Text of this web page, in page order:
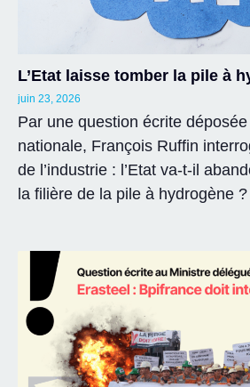
L’Etat laisse tomber la pile à
juin 23, 2026
Par une question écrite déposée
nationale, François Ruffin
de l’industrie : l’Etat va-t-il
la filière de la pile à hydrogène ?